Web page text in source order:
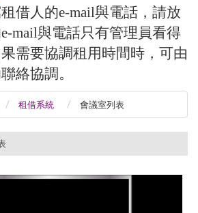
借人的e-mail與電話，請放
mail與電話只有管理員看得
需要協調租用時間時，可由
絡協調。
租借系統 會議室列表